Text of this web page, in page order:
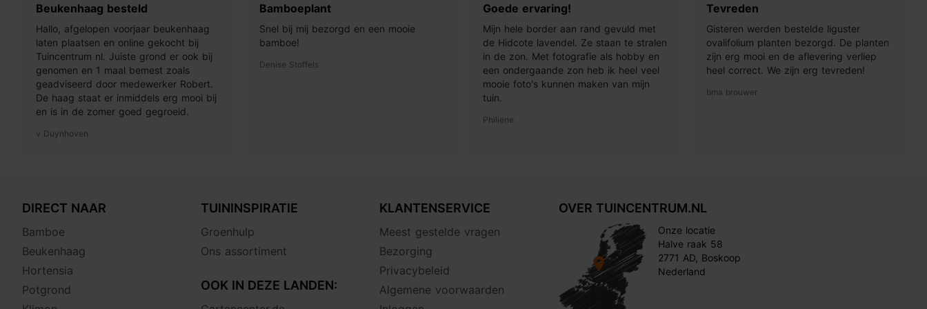
Beukenhaag besteld
Hallo, afgelopen voorjaar beukenhaag
laten plaatsen en online gekocht bij
Tuincentrum nl. Juiste grond er ook bij
genomen en 1 maal bemest zoals
geadviseerd door medewerker Robert.
De haag staat er inmiddels erg mooi bij
en is in de zomer goed gegroeid.
v Duynhoven
Bamboeplant
Snel bij mij bezorgd en een mooie
bamboe!
Denise Stoffels
Goede ervaring!
Mijn hele border aan rand gevuld met
de Hidcote lavendel. Ze staan te stralen
in de zon. Met fotografie als hobby en
een ondergaande zon heb ik heel veel
mooie foto's kunnen maken van mijn
tuin.
Philiene
Tevreden
Gisteren werden bestelde liguster
ovalifolium planten bezorgd. De planten
zijn erg mooi en de aflevering verliep
heel correct. We zijn erg tevreden!
bma brouwer
DIRECT NAAR
Bamboe
Beukenhaag
Hortensia
Potgrond
TUININSPIRATIE
Groenhulp
Ons assortiment
OOK IN DEZE LANDEN:
KLANTENSERVICE
Meest gestelde vragen
Bezorging
Privacybeleid
Algemene voorwaarden
OVER TUINCENTRUM.NL
Onze locatie
Halve raak 58
2771 AD, Boskoop
Nederland